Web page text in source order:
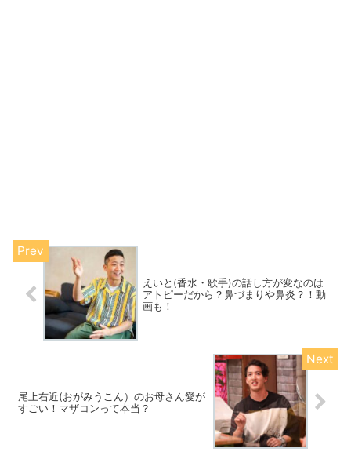
えいと(香水・歌手)の話し方が変なのは
アトピーだから？鼻づまりや鼻炎？！動
画も！
尾上右近(おがみうこん）のお母さん愛が
すごい！マザコンって本当？